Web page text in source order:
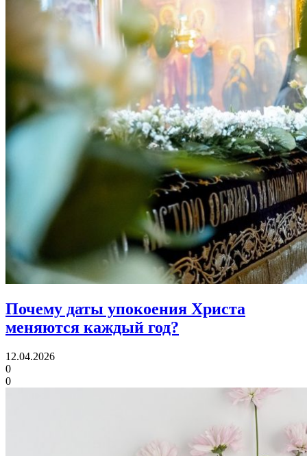
Почему даты упокоения Христа
меняются каждый год?
12.04.2026
0
0